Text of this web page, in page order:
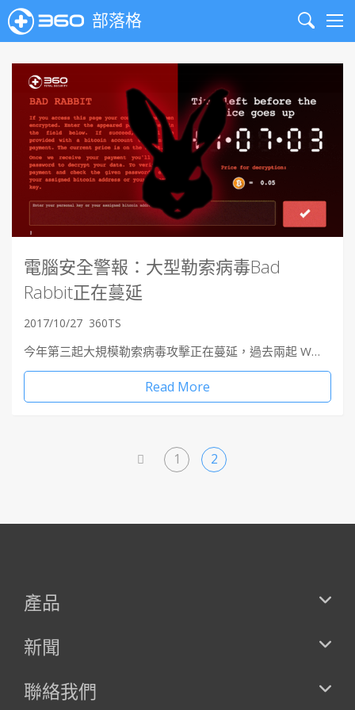
部落格
Search
電腦安全警報：大型勒索病毒Bad
Rabbit正在蔓延
2017/10/27 360TS
今年第三起大規模勒索病毒攻擊正在蔓延，過去兩起 W…
Read More
1 2
產品
新聞
聯絡我們